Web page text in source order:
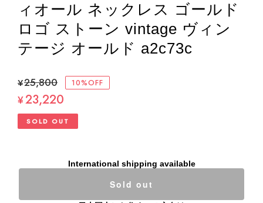
ィオール ネックレス ゴールド
ロゴ ストーン vintage ヴィン
テージ オールド a2c73c
¥25,800 10%OFF
¥23,220
SOLD OUT
International shipping available
Sold out